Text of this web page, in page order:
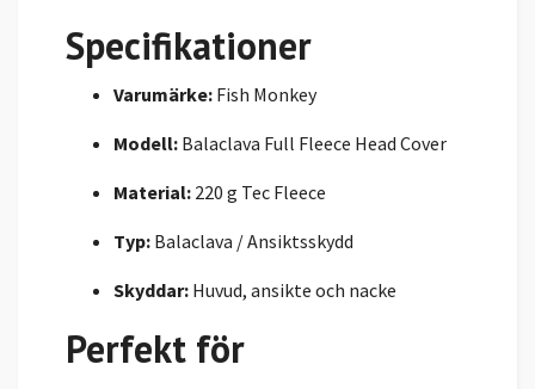
Specifikationer
Varumärke: Fish Monkey
Modell: Balaclava Full Fleece Head Cover
Material: 220 g Tec Fleece
Typ: Balaclava / Ansiktsskydd
Skyddar: Huvud, ansikte och nacke
Perfekt för